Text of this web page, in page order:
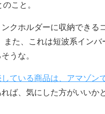
こと。
クホルダーに収納できる
また、これは短波系イン
うな。
ている商品は、アマゾン
ば、気にした方がいいかと